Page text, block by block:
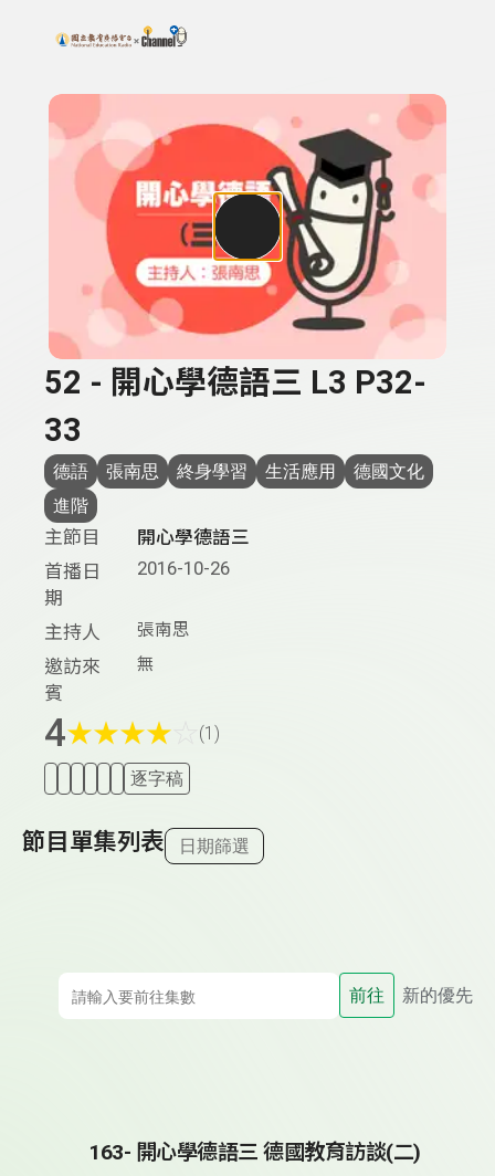
上方功能區塊
搜尋關鍵字：可輸入節目名稱、主持人或關鍵字
52 - 開心學德語三 L3 P32-
33
德語 張南思 終身學習 生活應用
德國文化
進階
主節目
開心學德語三
首播日
期
2016-10-26
主持人 張南思
邀訪來
賓
無
4★★★★ (1)
逐字稿
節目單集列表 日期篩選
前往 新的優先
163- 開心學德語三 德國教育訪談(二)